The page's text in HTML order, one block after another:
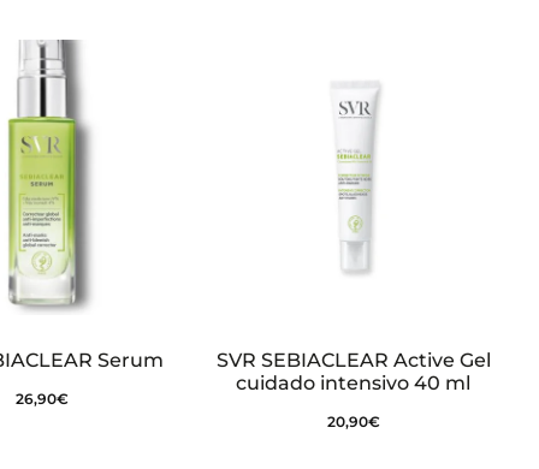
Serum
26,90€
SVR SEBIACLEAR Active Gel
cuidado intensivo 40 ml
20,90€